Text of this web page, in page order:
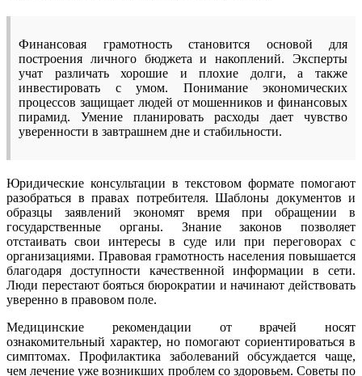
Финансовая грамотность становится основой для
построения личного бюджета и накоплений. Эксперты
учат различать хорошие и плохие долги, а также
инвестировать с умом. Понимание экономических
процессов защищает людей от мошенников и финансовых
пирамид. Умение планировать расходы дает чувство
уверенности в завтрашнем дне и стабильности.
Юридические консультации в текстовом формате помогают
разобраться в правах потребителя. Шаблоны документов и
образцы заявлений экономят время при обращении в
государственные органы. Знание законов позволяет
отстаивать свои интересы в суде или при переговорах с
организациями. Правовая грамотность населения повышается
благодаря доступности качественной информации в сети.
Люди перестают бояться бюрократии и начинают действовать
уверенно в правовом поле.
Медицинские рекомендации от врачей носят
ознакомительный характер, но помогают сориентироваться в
симптомах. Профилактика заболеваний обсуждается чаще,
чем лечение уже возникших проблем со здоровьем. Советы по